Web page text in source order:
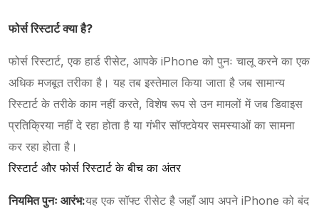
फोर्स रिस्टार्ट क्या है?
फोर्स रिस्टार्ट, एक हार्ड रीसेट, आपके iPhone को पुनः चालू करने का एक
अधिक मजबूत तरीका है। यह तब इस्तेमाल किया जाता है जब सामान्य
रिस्टार्ट के तरीके काम नहीं करते, विशेष रूप से उन मामलों में जब डिवाइस
प्रतिक्रिया नहीं दे रहा होता है या गंभीर सॉफ्टवेयर समस्याओं का सामना
कर रहा होता है।
रिस्टार्ट और फोर्स रिस्टार्ट के बीच का अंतर
नियमित पुनः आरंभ:यह एक सॉफ्ट रीसेट है जहाँ आप अपने iPhone को बंद